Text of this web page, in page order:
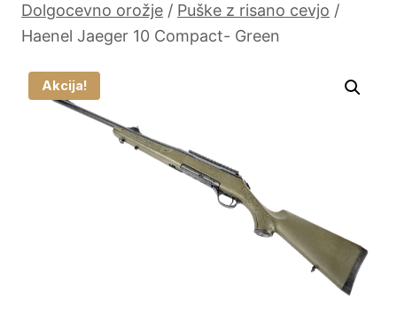
Dolgocevno orožje / Puške z risano cevjo /
Haenel Jaeger 10 Compact- Green
Akcija!